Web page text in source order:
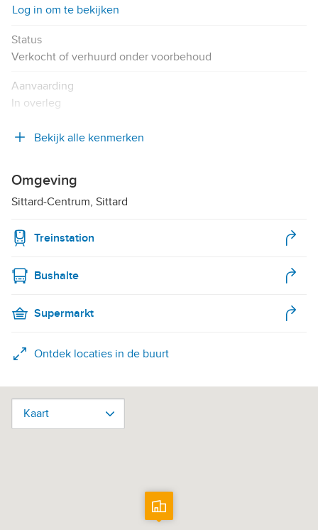
Log in om te bekijken
Status
Verkocht of verhuurd onder voorbehoud
Aanvaarding
In overleg
Bekijk alle kenmerken
Omgeving
Sittard-Centrum, Sittard
Treinstation
Bushalte
Supermarkt
Ontdek locaties in de buurt
Kaart
Kaart